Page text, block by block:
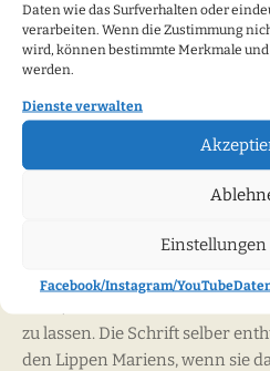
Daten wie das Surfverhalten oder
verarbeiten. Wenn die Zustimmung
wird, können bestimmte Merkmale
werden.
Dienste verwalten
Einstellungen
Facebook/Instagram/YouTube
Unserer Lieben Frau gesucht,
Künstler im Mittelalter so
Geltung zu bringen wussten.
Leidenden, damit sie darin
können. Das Lächeln Mariens
eines frommen oder
ist vielmehr der zutreffende
verbindet, die uns Christus zur
Wunsch, dieses Lächeln der
zu lassen. Die Schrift selber
den Lippen Mariens, wenn sie